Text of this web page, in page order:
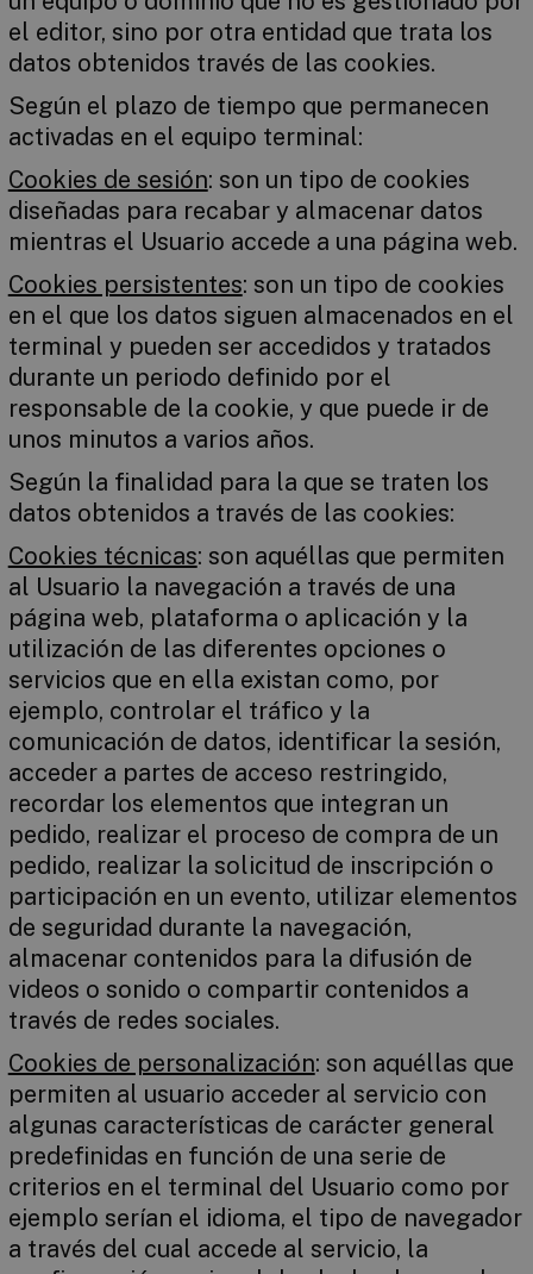
el editor, sino por otra entidad que trata los
datos obtenidos través de las cookies.
Según el plazo de tiempo que permanecen
activadas en el equipo terminal:
Cookies de sesión: son un tipo de cookies
diseñadas para recabar y almacenar datos
mientras el Usuario accede a una página web.
Cookies persistentes: son un tipo de cookies
en el que los datos siguen almacenados en el
terminal y pueden ser accedidos y tratados
durante un periodo definido por el
responsable de la cookie, y que puede ir de
unos minutos a varios años.
Según la finalidad para la que se traten los
datos obtenidos a través de las cookies:
Cookies técnicas: son aquéllas que permiten
al Usuario la navegación a través de una
página web, plataforma o aplicación y la
utilización de las diferentes opciones o
servicios que en ella existan como, por
ejemplo, controlar el tráfico y la
comunicación de datos, identificar la sesión,
acceder a partes de acceso restringido,
recordar los elementos que integran un
pedido, realizar el proceso de compra de un
pedido, realizar la solicitud de inscripción o
participación en un evento, utilizar elementos
de seguridad durante la navegación,
almacenar contenidos para la difusión de
videos o sonido o compartir contenidos a
través de redes sociales.
Cookies de personalización: son aquéllas que
permiten al usuario acceder al servicio con
algunas características de carácter general
predefinidas en función de una serie de
criterios en el terminal del Usuario como por
ejemplo serían el idioma, el tipo de navegador
a través del cual accede al servicio, la